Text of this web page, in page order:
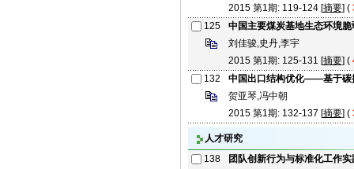
2015 第1期: 119-124 [摘要] (
125
中国主要煤炭基地生态环境
刘佳骏,史丹,李宇
2015 第1期: 125-131 [摘要] (
132
中国出口结构优化——基于碳
贺亚琴,冯中朝
2015 第1期: 132-137 [摘要] (
人才研究
138
团队创新行为与标准化工作